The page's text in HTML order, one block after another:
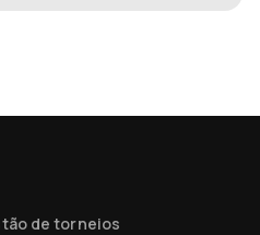
de torneios